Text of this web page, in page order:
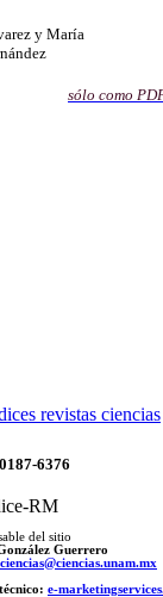
y María
sólo como
revistas ciencias
6376
del sitio
Guerrero
e-